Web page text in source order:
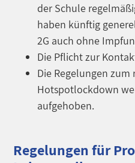
der Schule
haben künftig
2G auch ohne
Die Pflicht zur
Die Regelungen zum
Hotspotlockdown
aufgehoben.
Regelungen für